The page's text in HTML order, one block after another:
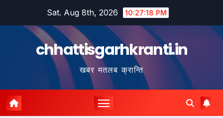
Sat. Aug 8th, 2026 10:27:19 PM
chhattisgarhkranti.in
खबर मतलब क्रान्ति